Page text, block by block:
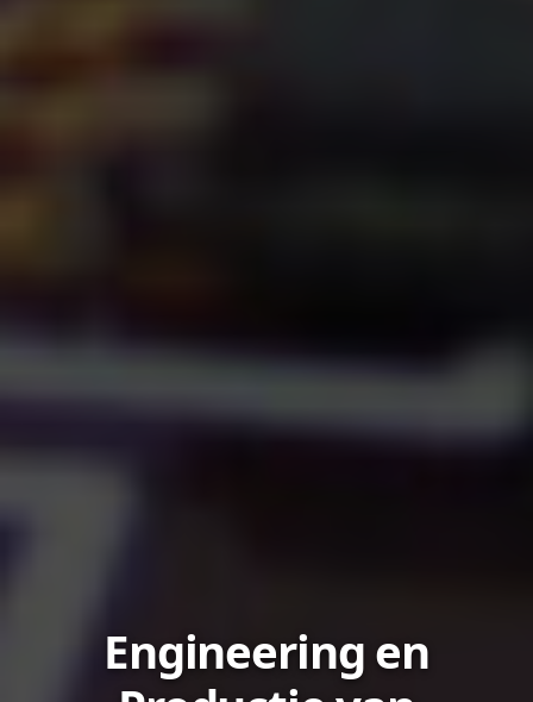
Engineering en